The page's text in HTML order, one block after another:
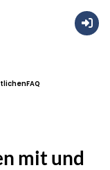
FAQ
mit und